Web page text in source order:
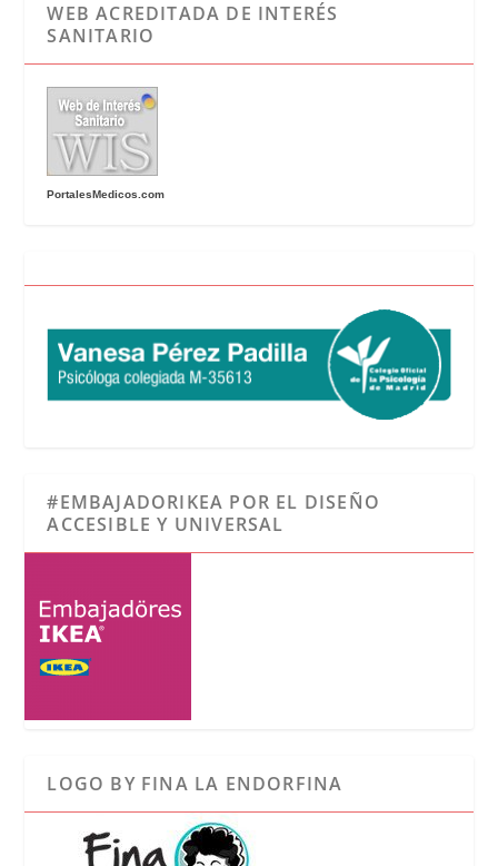
WEB ACREDITADA DE INTERÉS
SANITARIO
PortalesMedicos.com
#EMBAJADORIKEA POR EL DISEÑO
ACCESIBLE Y UNIVERSAL
LOGO BY FINA LA ENDORFINA